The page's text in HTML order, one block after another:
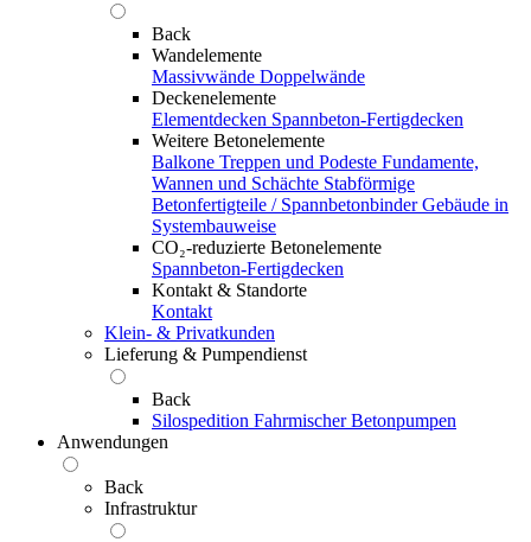
Back
Wandelemente
Massivwände Doppelwände
Deckenelemente
Elementdecken Spannbeton-Fertigdecken
Weitere Betonelemente
Balkone Treppen und Podeste Fundamente,
Wannen und Schächte Stabförmige
Betonfertigteile / Spannbetonbinder Gebäude in
Systembauweise
CO₂-reduzierte Betonelemente
Spannbeton-Fertigdecken
Kontakt & Standorte
Kontakt
Klein- & Privatkunden
Lieferung & Pumpendienst
Back
Silospedition Fahrmischer Betonpumpen
Anwendungen
Back
Infrastruktur